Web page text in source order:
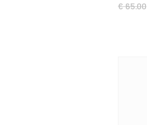
€ 65.00